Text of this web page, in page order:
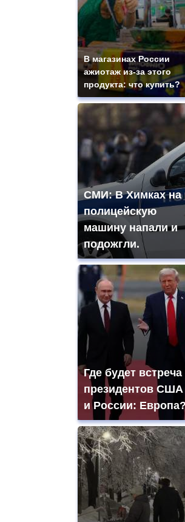
В магазинах России
ажиотаж из-за этого
продукта: что купить?
СМИ: В Химках на
полицейскую
машину напали и
подожгли.
Где будет встреча
президентов США
и России: Европа?